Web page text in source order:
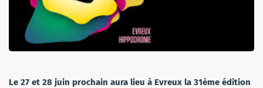
Le 27 et 28 juin prochain aura lieu à Evreux la 31ème édition